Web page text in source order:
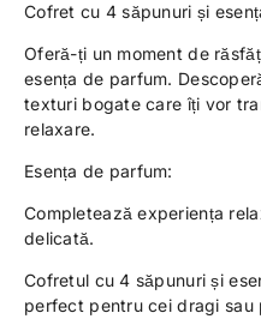
Cofret cu 4 săpunuri și
Oferă-ți un moment de
esența de parfum.
texturi bogate care îți vor
relaxare.
Esența de parfum:
Completează experiența
delicată.
Cofretul cu 4 săpunuri și
perfect pentru cei dragi sau